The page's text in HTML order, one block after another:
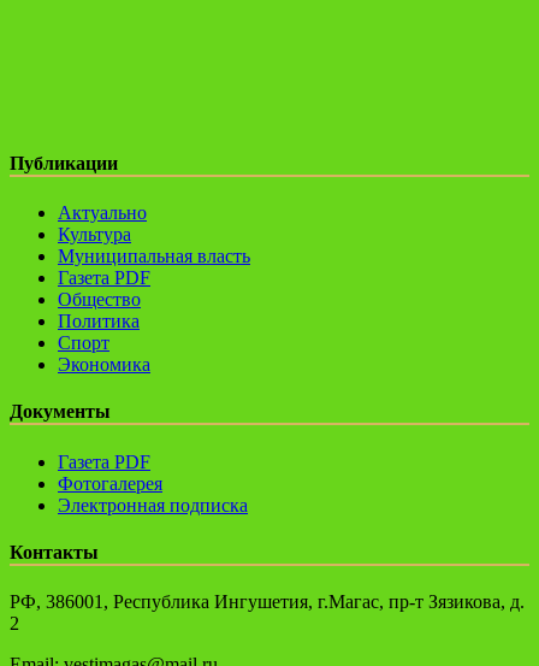
Публикации
Актуально
Культура
Муниципальная власть
Газета PDF
Общество
Политика
Спорт
Экономика
Документы
Газета PDF
Фотогалерея
Электронная подписка
Контакты
РФ, 386001, Республика Ингушетия, г.Магас, пр-т Зязикова, д.
2